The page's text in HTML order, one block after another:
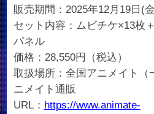
販売期間：2025年12月19日(
セット内容：ムビチケ×13枚
パネル
価格：28,550円（税込）
取扱場所：全国アニメイト（
ニメイト通販
URL： https://www.animate-